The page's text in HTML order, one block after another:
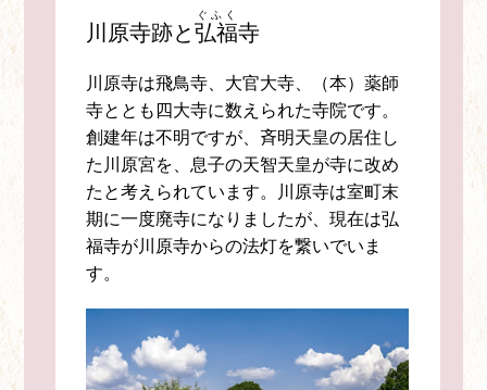
川原寺跡と弘福
ぐふく
寺
川原寺は飛鳥寺、大官大寺、（本）薬師
寺ととも四大寺に数えられた寺院です。
創建年は不明ですが、斉明天皇の居住し
た川原宮を、息子の天智天皇が寺に改め
たと考えられています。川原寺は室町末
期に一度廃寺になりましたが、現在は弘
福寺が川原寺からの法灯を繋いでいま
す。